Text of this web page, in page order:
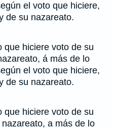
el voto que hiciere,
de su nazareato.
que hiciere voto de su
á más de lo
el voto que hiciere,
de su nazareato.
que hiciere voto de su
a más de lo